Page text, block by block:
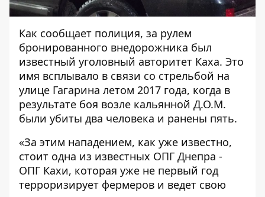
Как сообщает полиция, за рулем
бронированного внедорожника был
известный уголовный авторитет Каха. Это
имя всплывало в связи со стрельбой на
улице Гагарина летом 2017 года, когда в
результате боя возле кальянной Д.О.М.
были убиты два человека и ранены пять.
«За этим нападением, как уже известно,
стоит одна из известных ОПГ Днепра -
ОПГ Кахи, которая уже не первый год
терроризирует фермеров и ведет свою